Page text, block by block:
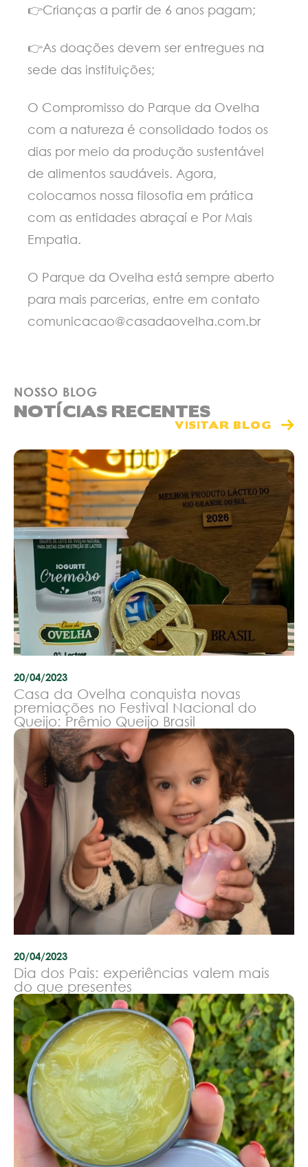
👉Crianças a partir de 6 anos pagam;
👉As doações devem ser entregues na
sede das instituições;
O Compromisso do Parque da Ovelha
com a natureza é consolidado todos os
dias por meio da produção sustentável
de alimentos saudáveis. Agora,
colocamos nossa filosofia em prática
com as entidades abraçaí e Por Mais
Empatia.
O Parque da Ovelha está sempre aberto
para mais parcerias, entre em contato
comunicacao@casadaovelha.com.br
NOSSO BLOG
NOTÍCIAS RECENTES
VISITAR BLOG
20/04/2023
Casa da Ovelha conquista novas
premiações no Festival Nacional do
Queijo: Prêmio Queijo Brasil
20/04/2023
Dia dos Pais: experiências valem mais
do que presentes